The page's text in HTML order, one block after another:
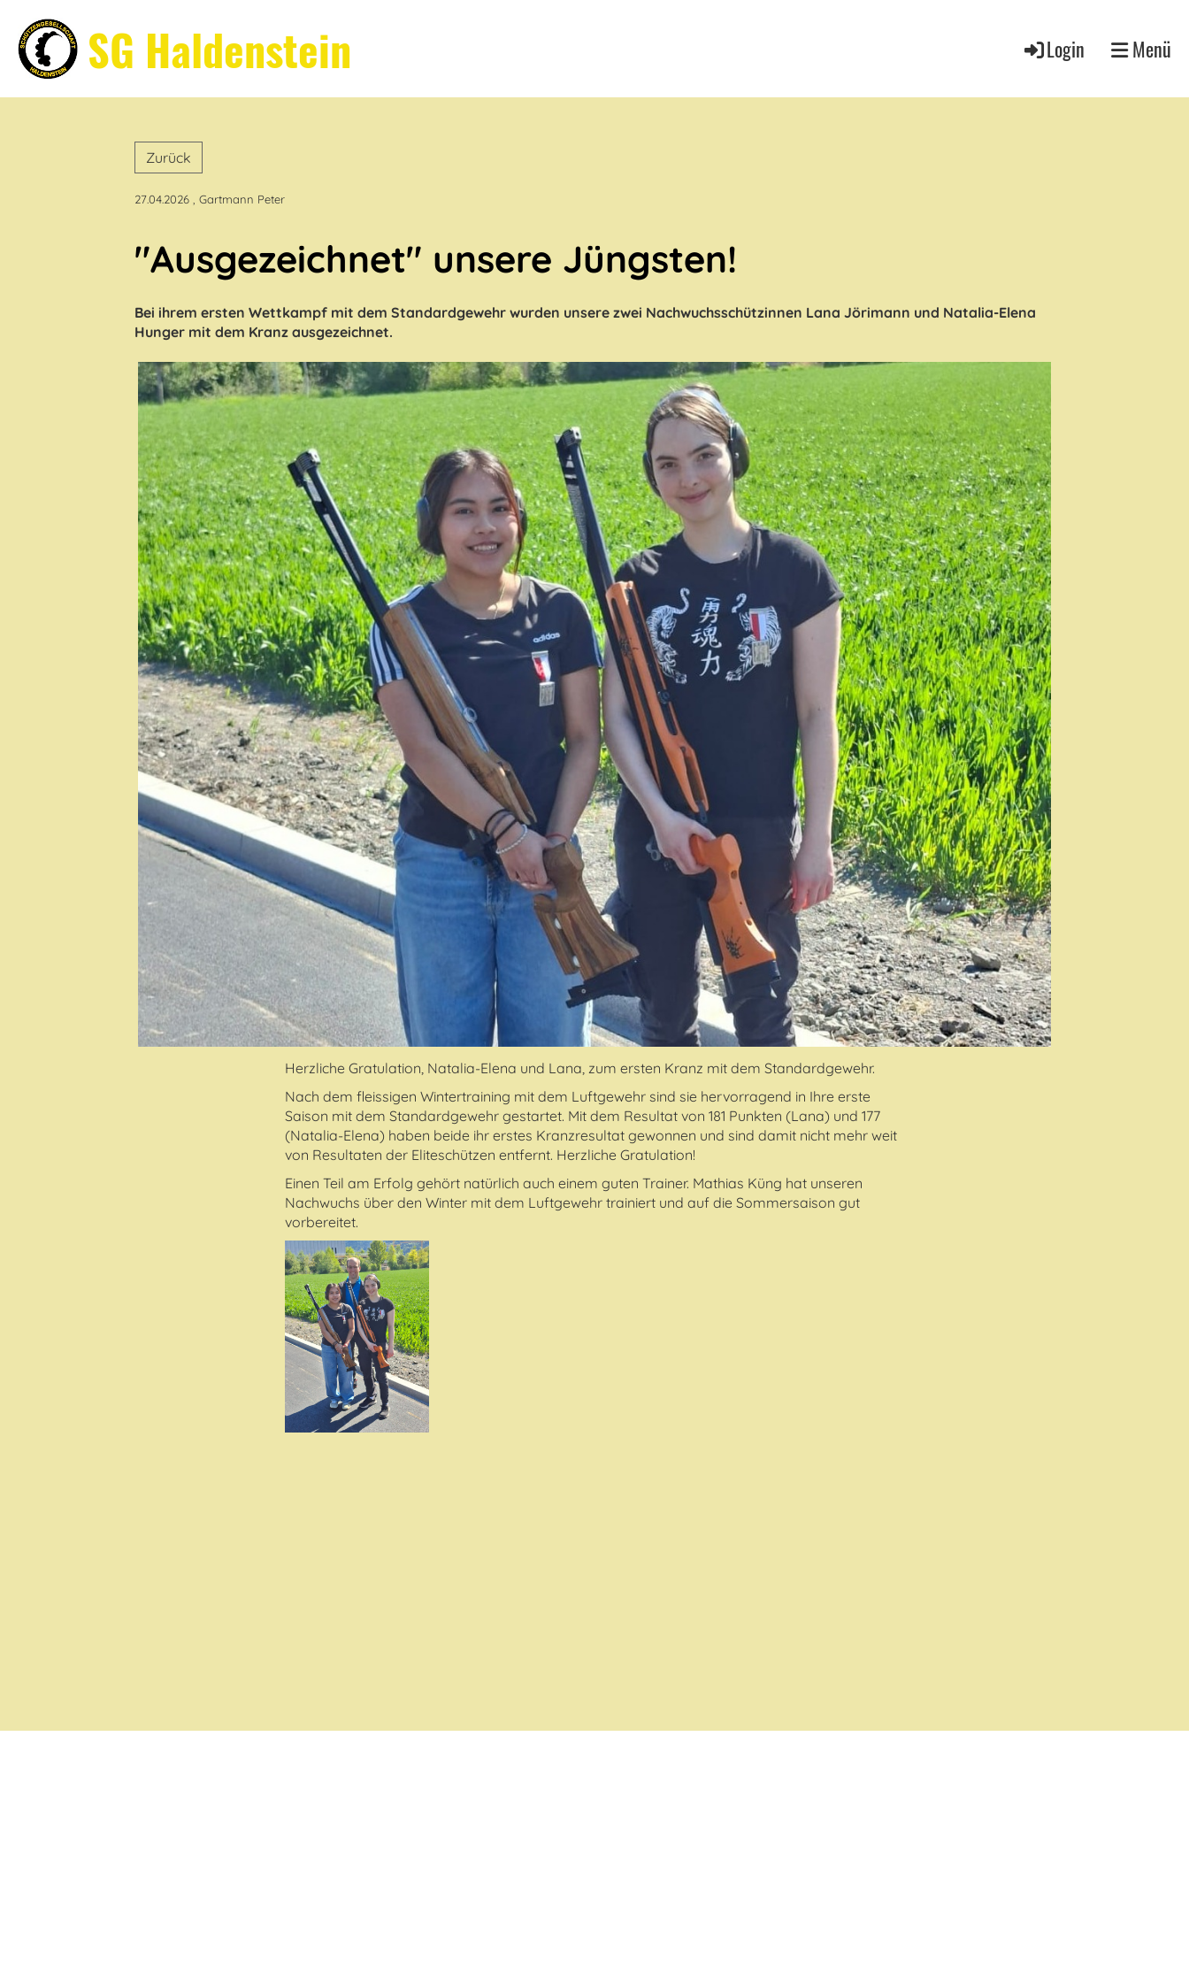
SG Haldenstein Login Menü
Zurück
27.04.2026 , Gartmann Peter
"Ausgezeichnet" unsere Jüngsten!
Bei ihrem ersten Wettkampf mit dem Standardgewehr wurden unsere zwei Nachwuchsschützinnen Lana Jörimann und Natalia-Elena
Hunger mit dem Kranz ausgezeichnet.
Herzliche Gratulation, Natalia-Elena und Lana, zum ersten Kranz mit dem Standardgewehr.
Nach dem fleissigen Wintertraining mit dem Luftgewehr sind sie hervorragend in Ihre erste
Saison mit dem Standardgewehr gestartet. Mit dem Resultat von 181 Punkten (Lana) und 177
(Natalia-Elena) haben beide ihr erstes Kranzresultat gewonnen und sind damit nicht mehr weit
von Resultaten der Eliteschützen entfernt. Herzliche Gratulation!
Einen Teil am Erfolg gehört natürlich auch einem guten Trainer. Mathias Küng hat unseren
Nachwuchs über den Winter mit dem Luftgewehr trainiert und auf die Sommersaison gut
vorbereitet.